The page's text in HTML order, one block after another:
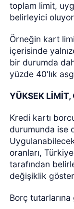
toplam limit,
belirleyici
Örneğin kart
içerisinde
bir durumda
yüzde 40'lık
YÜKSEK LİMİT,
Kredi kartı
durumunda ise
oranları,
tarafından
değişiklik
Borç